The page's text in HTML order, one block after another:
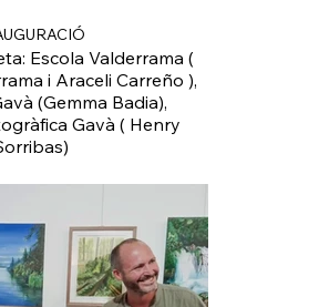
Escola Valderrama (
i Araceli Carreño ),
(Gemma Badia),
Gavà ( Henry